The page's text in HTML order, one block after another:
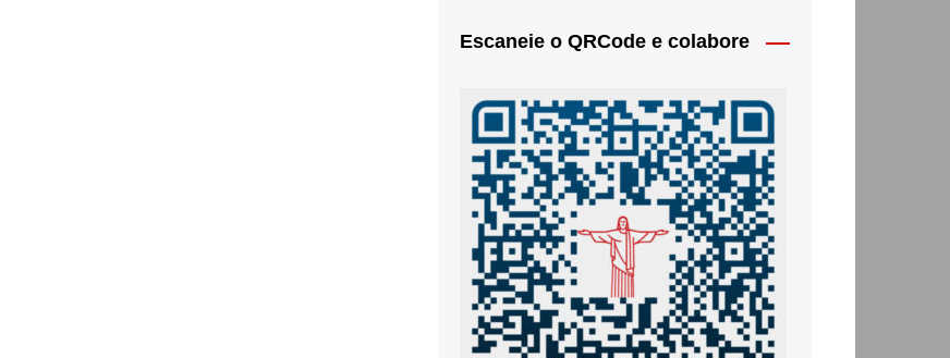
Escaneie o QRCode e colabore